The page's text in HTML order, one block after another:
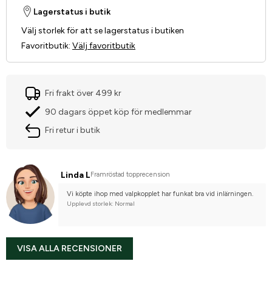
Lagerstatus i butik
Välj storlek för att se lagerstatus i butiken
Favoritbutik: Välj favoritbutik
Fri frakt över 499 kr
90 dagars öppet köp för medlemmar
Fri retur i butik
Linda L Framröstad topprecension
Vi köpte ihop med valpkopplet har funkat bra vid inlärningen.
Upplevd storlek: Normal
VISA ALLA RECENSIONER